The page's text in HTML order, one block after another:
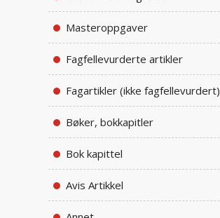
Masteroppgaver
Fagfellevurderte artikler
Fagartikler (ikke fagfellevurdert)
Bøker, bokkapitler
Bok kapittel
Avis Artikkel